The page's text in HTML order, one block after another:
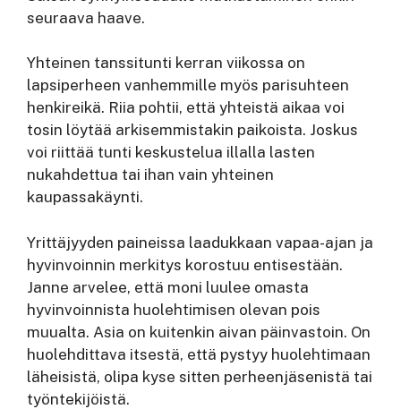
seuraava haave.
Yhteinen tanssitunti kerran viikossa on
lapsiperheen vanhemmille myös parisuhteen
henkireikä. Riia pohtii, että yhteistä aikaa voi
tosin löytää arkisemmistakin paikoista. Joskus
voi riittää tunti keskustelua illalla lasten
nukahdettua tai ihan vain yhteinen
kaupassakäynti.
Yrittäjyyden paineissa laadukkaan vapaa-ajan ja
hyvinvoinnin merkitys korostuu entisestään.
Janne arvelee, että moni luulee omasta
hyvinvoinnista huolehtimisen olevan pois
muualta. Asia on kuitenkin aivan päinvastoin. On
huolehdittava itsestä, että pystyy huolehtimaan
läheisistä, olipa kyse sitten perheenjäsenistä tai
työntekijöistä.